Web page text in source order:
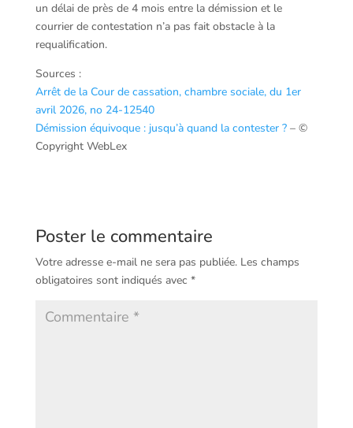
un délai de près de 4 mois entre la démission et le
courrier de contestation n’a pas fait obstacle à la
requalification.
Sources :
Arrêt de la Cour de cassation, chambre sociale, du 1er
avril 2026, no 24-12540
Démission équivoque : jusqu’à quand la contester ? – ©
Copyright WebLex
Poster le commentaire
Votre adresse e-mail ne sera pas publiée. Les champs
obligatoires sont indiqués avec *